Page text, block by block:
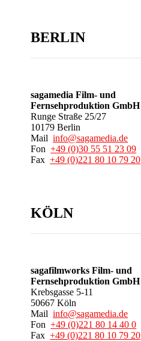
BERLIN
sagamedia Film- und
Fernsehproduktion GmbH
Runge Straße 25/27
10179 Berlin
Mailinfo@sagamedia.de
Fon+49 (0)30 55 51 23 09
Fax+49 (0)221 80 10 79 20
KÖLN
sagafilmworks Film- und
Fernsehproduktion GmbH
Krebsgasse 5-11
50667 Köln
Mailinfo@sagamedia.de
Fon+49 (0)221 80 14 40 0
Fax+49 (0)221 80 10 79 20